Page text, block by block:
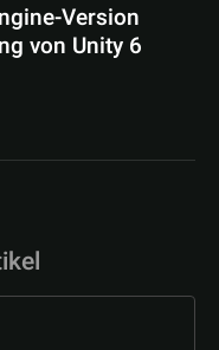
Version
von Unity 6